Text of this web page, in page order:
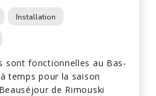
Installation
sont fonctionnelles au Bas-
temps pour la saison
de Rimouski